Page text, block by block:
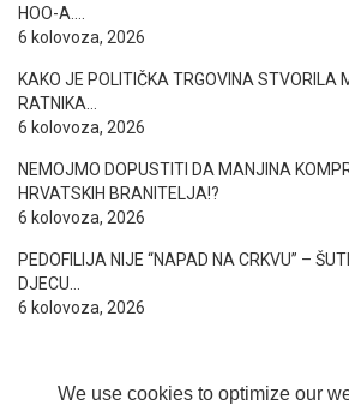
We use cookies to optimize our
HOO-A….
6 kolovoza, 2026
KAKO JE POLITIČKA TRGOVINA STVORILA
RATNIKA…
6 kolovoza, 2026
NEMOJMO DOPUSTITI DA MANJINA
HRVATSKIH BRANITELJA!?
6 kolovoza, 2026
PEDOFILIJA NIJE “NAPAD NA CRKVU” –
DJECU…
6 kolovoza, 2026